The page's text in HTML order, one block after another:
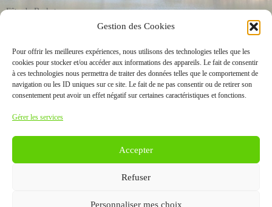
Gestion des Cookies
Pour offrir les meilleures expériences, nous utilisons des technologies telles que les
cookies pour stocker et/ou accéder aux informations des appareils. Le fait de consentir
à ces technologies nous permettra de traiter des données telles que le comportement de
navigation ou les ID uniques sur ce site. Le fait de ne pas consentir ou de retirer son
consentement peut avoir un effet négatif sur certaines caractéristiques et fonctions.
Gérer les services
Accepter
Refuser
Personnaliser mes choix
Fête du Basket
Samedi 30 avril et Dimanche 1 mai 2022
Salle du Rocher à Cheffois
LA VIE À CHEFFOIS
Votre spécialiste en publicité • Procom - Probureau